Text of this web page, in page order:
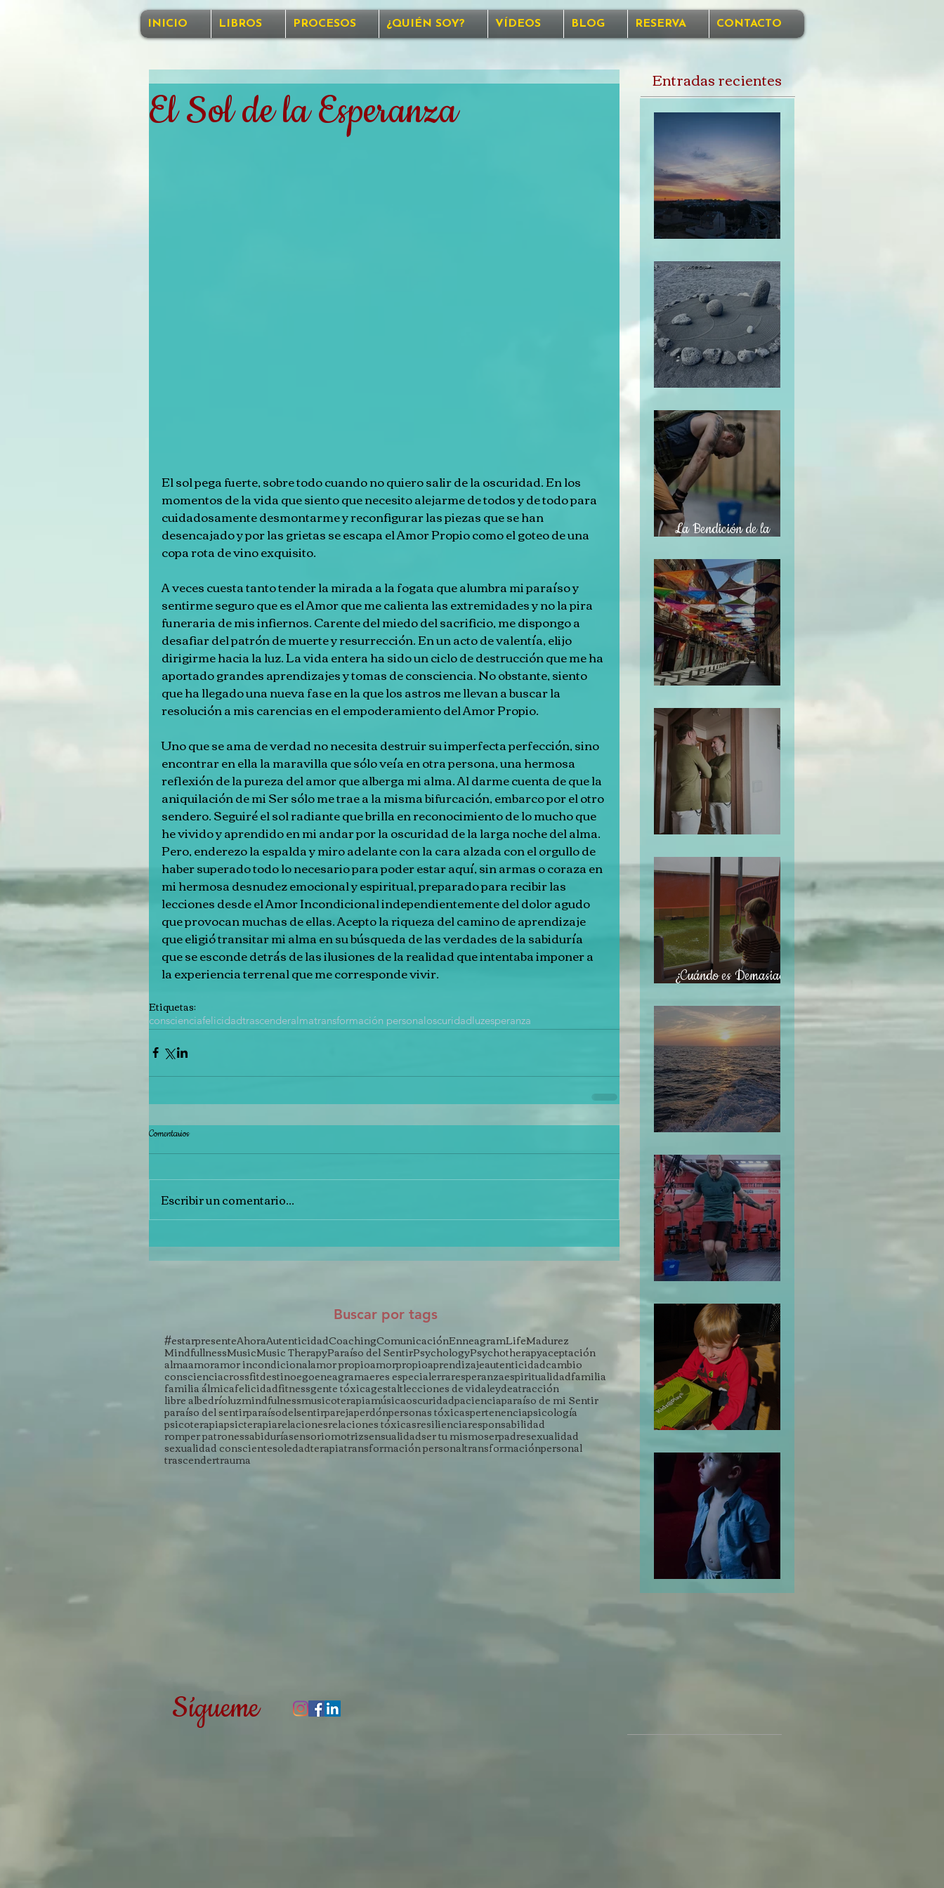
INICIO LIBROS PROCESOS ¿QUIÉN SOY? VÍDEOS BLOG RESERVA CONTACTO
El Sol de la Esperanza
El sol pega fuerte, sobre todo cuando no quiero salir de la oscuridad. En los
momentos de la vida que siento que necesito alejarme de todos y de todo para
cuidadosamente desmontarme y reconfigurar las piezas que se han
desencajado y por las grietas se escapa el Amor Propio como el goteo de una
copa rota de vino exquisito.
A veces cuesta tanto tender la mirada a la fogata que alumbra mi paraíso y
sentirme seguro que es el Amor que me calienta las extremidades y no la pira
funeraria de mis infiernos. Carente del miedo del sacrificio, me dispongo a
desafiar del patrón de muerte y resurrección. En un acto de valentía, elijo
dirigirme hacia la luz. La vida entera ha sido un ciclo de destrucción que me ha
aportado grandes aprendizajes y tomas de consciencia. No obstante, siento
que ha llegado una nueva fase en la que los astros me llevan a buscar la
resolución a mis carencias en el empoderamiento del Amor Propio.
Uno que se ama de verdad no necesita destruir su imperfecta perfección, sino
encontrar en ella la maravilla que sólo veía en otra persona, una hermosa
reflexión de la pureza del amor que alberga mi alma. Al darme cuenta de que la
aniquilación de mi Ser sólo me trae a la misma bifurcación, embarco por el otro
sendero. Seguiré el sol radiante que brilla en reconocimiento de lo mucho que
he vivido y aprendido en mi andar por la oscuridad de la larga noche del alma.
Pero, enderezo la espalda y miro adelante con la cara alzada con el orgullo de
haber superado todo lo necesario para poder estar aquí, sin armas o coraza en
mi hermosa desnudez emocional y espiritual, preparado para recibir las
lecciones desde el Amor Incondicional independientemente del dolor agudo
que provocan muchas de ellas. Acepto la riqueza del camino de aprendizaje
que eligió transitar mi alma en su búsqueda de las verdades de la sabiduría
que se esconde detrás de las ilusiones de la realidad que intentaba imponer a
la experiencia terrenal que me corresponde vivir.
Etiquetas:
conscienciafelicidadtrascenderalmatransformación personaloscuridadluzesperanza
Comentarios
Escribir un comentario...
Buscar por tags
#estarpresenteAhoraAutenticidadCoachingComunicaciónEnneagramLifeMadurez
MindfullnessMusicMusic TherapyParaíso del SentirPsychologyPsychotherapyaceptación
almaamoramor incondicionalamor propioamorpropioaprendizajeautenticidadcambio
conscienciacrossfitdestinoegoeneagramaeres especialerraresperanzaespiritualidadfamilia
familia álmicafelicidadfitnessgente tóxicagestaltlecciones de vidaleydeatracción
libre albedríoluzmindfulnessmusicoterapiamúsicaoscuridadpacienciaparaíso de mi Sentir
paraíso del sentirparaísodelsentirparejaperdónpersonas tóxicaspertenenciapsicología
psicoterapiapsicterapiarelacionesrelaciones tóxicasresilienciaresponsabilidad
romper patronessabiduríasensoriomotrizsensualidadser tu mismoserpadresexualidad
sexualidad conscientesoledadterapiatransformación personaltransformaciónpersonal
trascendertrauma
Sígueme
Entradas recientes
La Bendición de la
¿Cuándo es Demasiado
Odio el Odio